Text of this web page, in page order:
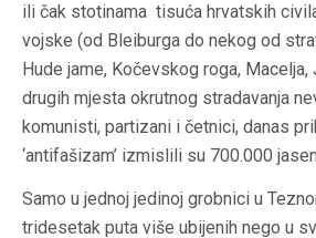
ili čak stotinama tisuća hrvatskih
vojske (od Bleiburga do nekog od
Hude jame, Kočevskog roga,
drugih mjesta okrutnog stradavanja
komunisti, partizani i četnici, danas
‘antifašizam’ izmislili su 700.000
Samo u jednoj jedinoj grobnici u
tridesetak puta više ubijenih nego u